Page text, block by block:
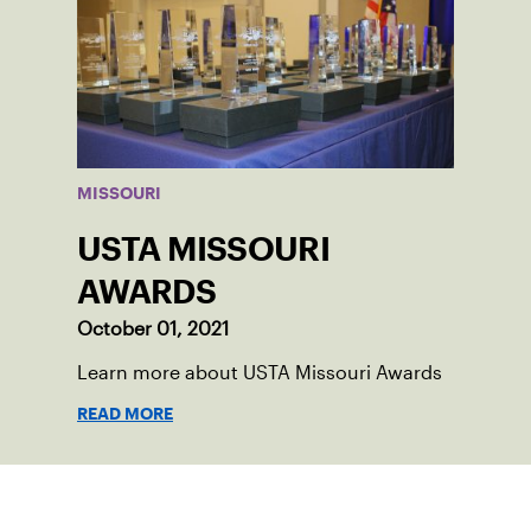
MISSOURI
USTA MISSOURI
AWARDS
October 01, 2021
Learn more about USTA Missouri Awards
READ MORE